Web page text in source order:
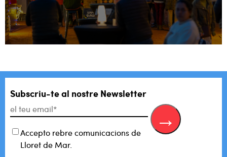
Subscriu-te al nostre Newsletter
Accepto rebre comunicacions de
Lloret de Mar.